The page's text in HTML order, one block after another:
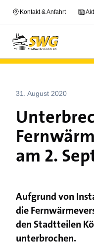
Kontakt & Anfahrt
31. August 2020
am 2.
Aufgrund von
die
den Stadtteilen
unterbrochen.